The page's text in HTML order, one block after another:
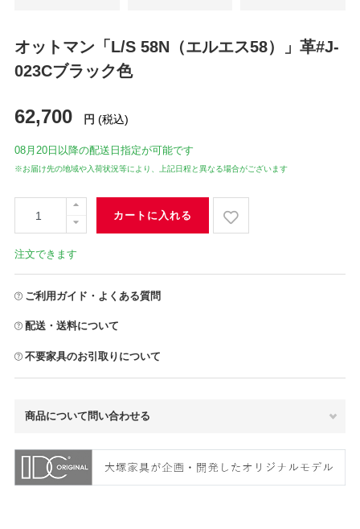
オットマン「L/S 58N（エルエス58）」革#J-
023Cブラック色
62,700 円 (税込)
08月20日 以降の配送日指定が可能です
※お届け先の地域や入荷状況等により、上記日程と異なる場合がございます
カートに入れる
注文できます
ご利用ガイド・よくある質問
配送・送料について
不要家具のお引取りについて
商品について問い合わせる